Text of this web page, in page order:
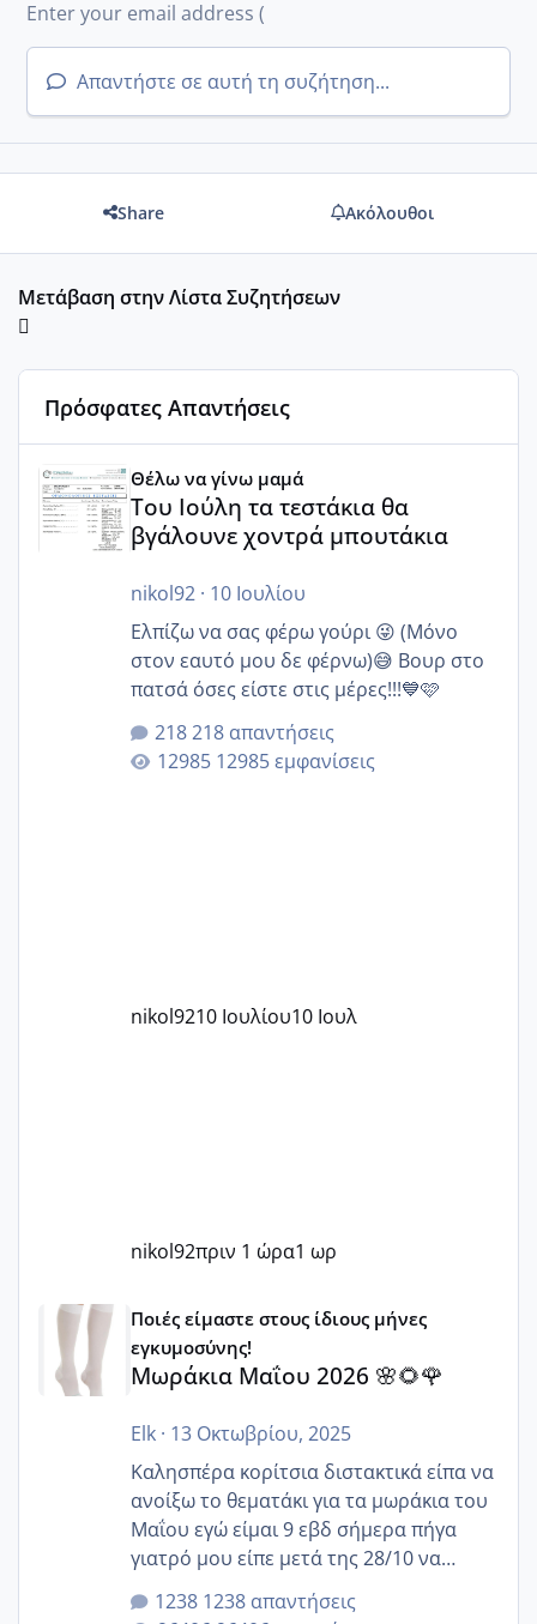
Απαντήστε σε αυτή τη συζήτηση...
Share Ακόλουθοι
Μετάβαση στην Λίστα Συζητήσεων
Πρόσφατες Απαντήσεις
Θέλω να γίνω μαμά
Του Ιούλη τα τεστάκια θα
βγάλουνε χοντρά μπουτάκια
nikol92· 10 Ιουλίου
Ελπίζω να σας φέρω γούρι 😜 (Μόνο
στον εαυτό μου δε φέρνω)😅 Βουρ στο
πατσά όσες είστε στις μέρες!!!💙🩷
218 απαντήσεις
12985 εμφανίσεις
nikol9210 Ιουλίου10 Ιουλ
nikol92πριν 1 ώρα1 ωρ
Μωράκια Μαΐου 2026 🌸🌻🌹
Ποιές είμαστε στους ίδιους μήνες
εγκυμοσύνης!
Μωράκια Μαΐου 2026 🌸🌻🌹
Elk· 13 Οκτωβρίου, 2025
Καλησπέρα κορίτσια διστακτικά είπα να
ανοίξω το θεματάκι για τα μωράκια του
Μαΐου εγώ είμαι 9 εβδ σήμερα πήγα
γιατρό μου είπε μετά της 28/10 να
κλείσω ραντεβού για την αυχενική είναι
καμιά άλλη κοπέλα να γεννάει Μάιο ;;
1238 απαντήσεις